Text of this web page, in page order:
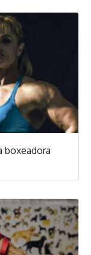
boxeadora